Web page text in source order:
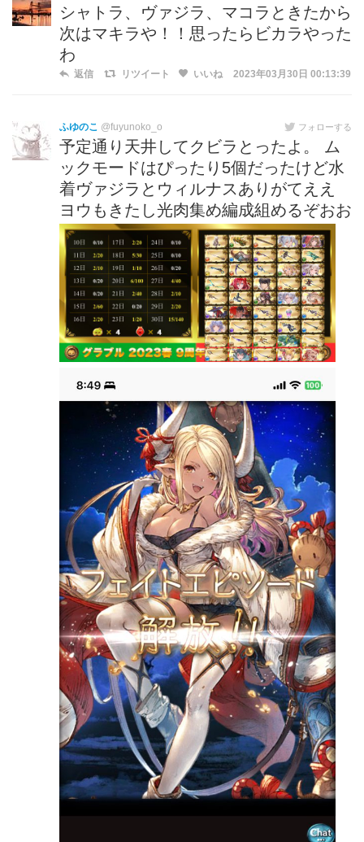
シャトラ、ヴァジラ、マコラときたから
次はマキラや！！思ったらビカラやった
わ
返信 リツイート いいね 2023年03月30日 00:13:39
ふゆのこ @fuyunoko_o フォローする
予定通り天井してクビラとったよ。 ム
ックモードはぴったり5個だったけど水
着ヴァジラとウィルナスありがてええ
ヨウもきたし光肉集め編成組めるぞおお